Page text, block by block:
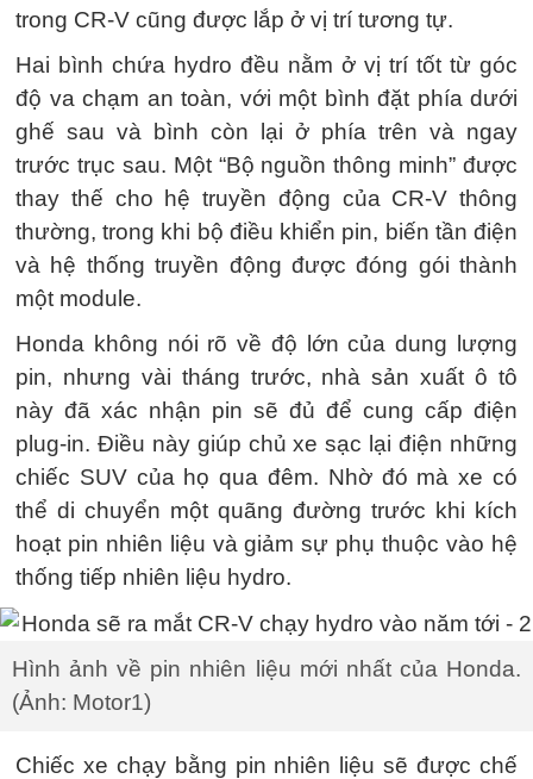
trong CR-V cũng được lắp ở vị trí tương tự.
Hai bình chứa hydro đều nằm ở vị trí tốt từ góc
độ va chạm an toàn, với một bình đặt phía dưới
ghế sau và bình còn lại ở phía trên và ngay
trước trục sau. Một “Bộ nguồn thông minh” được
thay thế cho hệ truyền động của CR-V thông
thường, trong khi bộ điều khiển pin, biến tần điện
và hệ thống truyền động được đóng gói thành
một module.
Honda không nói rõ về độ lớn của dung lượng
pin, nhưng vài tháng trước, nhà sản xuất ô tô
này đã xác nhận pin sẽ đủ để cung cấp điện
plug-in. Điều này giúp chủ xe sạc lại điện những
chiếc SUV của họ qua đêm. Nhờ đó mà xe có
thể di chuyển một quãng đường trước khi kích
hoạt pin nhiên liệu và giảm sự phụ thuộc vào hệ
thống tiếp nhiên liệu hydro.
Hình ảnh về pin nhiên liệu mới nhất của Honda.
(Ảnh: Motor1)
Chiếc xe chạy bằng pin nhiên liệu sẽ được chế